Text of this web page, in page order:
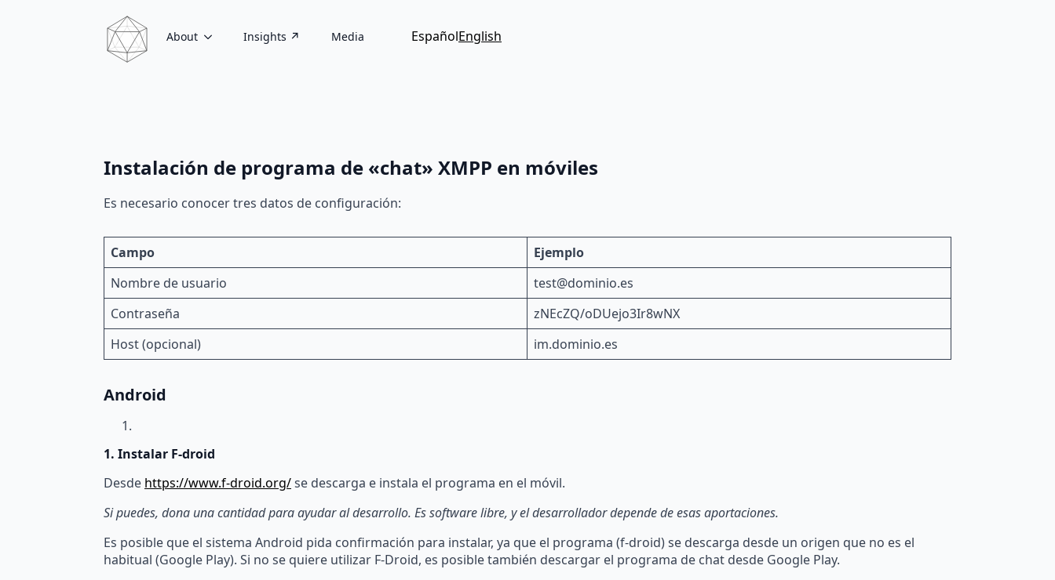
About Insights ↗ Media EspañolEnglish
Instalación de programa de «chat» XMPP en móviles
Es necesario conocer tres datos de configuración:
Campo
Ejemplo
Nombre de usuario
test@dominio.es
Contraseña
zNEcZQ/oDUejo3Ir8wNX
Host (opcional)
im.dominio.es
Android
1. Instalar F-droid
Desde https://www.f-droid.org/se descarga e instala el programa en el móvil.
Si puedes, dona una cantidad para ayudar al desarrollo. Es software libre, y el desarrollador depende de esas aportaciones.
Es posible que el sistema Android pida confirmación para instalar, ya que el programa (f-droid) se descarga desde un origen que no es el
habitual (Google Play). Si no se quiere utilizar F-Droid, es posible también descargar el programa de chat desde Google Play.